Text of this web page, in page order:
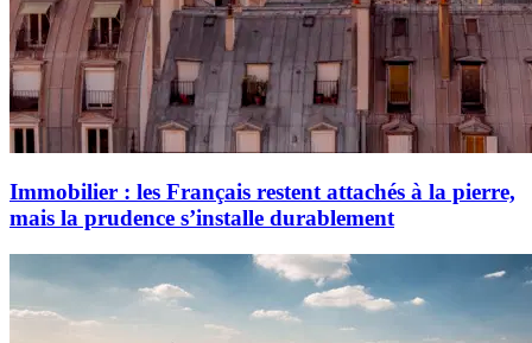
Immobilier : les Français restent attachés à la pierre,
mais la prudence s’installe durablement